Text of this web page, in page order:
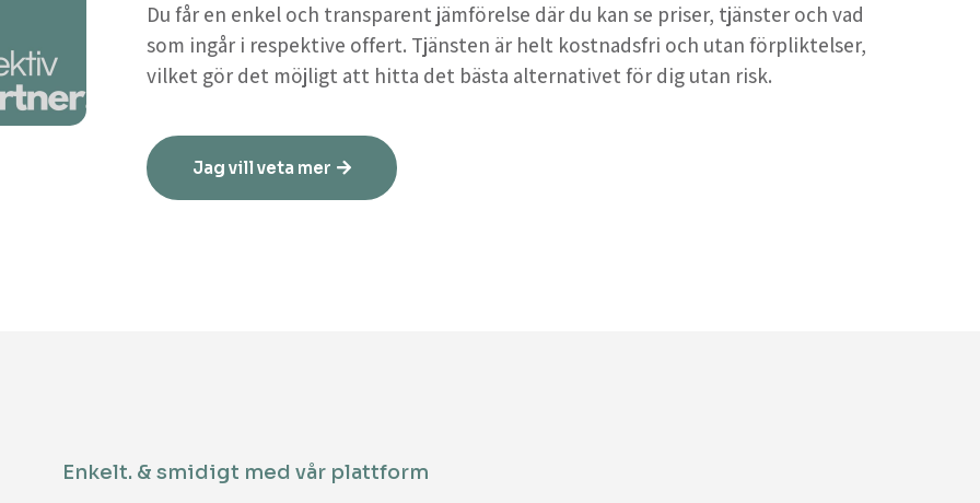
Du får en enkel och transparent jämförelse där du kan se priser, tjänster och vad
som ingår i respektive offert. Tjänsten är helt kostnadsfri och utan förpliktelser,
vilket gör det möjligt att hitta det bästa alternativet för dig utan risk.
Jag vill veta mer
Enkelt. & smidigt med vår plattform